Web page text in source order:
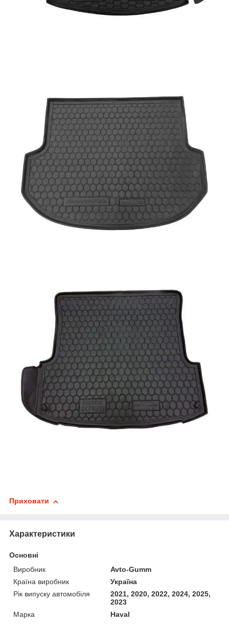
Приховати
Характеристики
Основні
Виробник
Avto-Gumm
Країна виробник
Україна
Рік випуску автомобіля
2021, 2020, 2022, 2024, 2025,
2023
Марка
Haval